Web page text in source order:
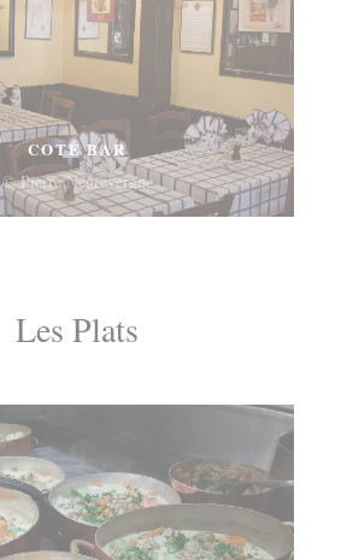
COTÉ BAR
© Pierre Négrevergne
Les Plats